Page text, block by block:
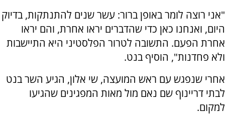
"אני רוצה לומר באופן ברור: עשר שנים להתנתקות, בדיוק
היום, ואנחנו כאן כדי שהדברים יראו אחרת, והם יראו
אחרת הפעם. התשובה לטרור הפלסטיני היא התיישבות
ולא פחדנות", הוסיף בנט.
אחרי שנפגש עם ראש המועצה, שי אלון, הגיע השר בנט
לבתי דריינוף שם נאם מול מאות המפגינים שהגיעו
למקום.